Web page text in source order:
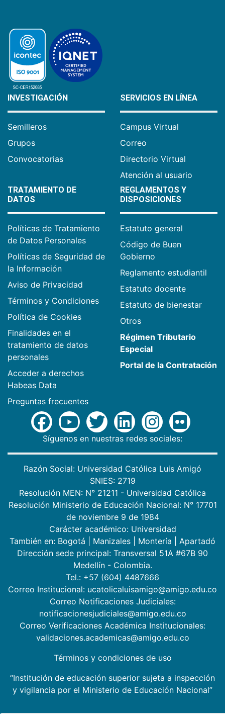
INVESTIGACIÓN
Semilleros
Grupos
Convocatorias
SERVICIOS EN LÍNEA
Campus Virtual
Correo
Directorio Virtual
Atención al usuario
TRATAMIENTO DE
DATOS
Políticas de Tratamiento
de Datos Personales
Políticas de Seguridad de
la Información
Aviso de Privacidad
Términos y Condiciones
Política de Cookies
Finalidades en el
tratamiento de datos
personales
Acceder a derechos
Habeas Data
Preguntas frecuentes
REGLAMENTOS Y
DISPOSICIONES
Estatuto general
Código de Buen
Gobierno
Reglamento estudiantil
Estatuto docente
Estatuto de bienestar
Otros
Régimen Tributario
Especial
Portal de la Contratación
Síguenos en nuestras redes sociales:
Razón Social: Universidad Católica Luis Amigó
SNIES: 2719
Resolución MEN: N° 21211 - Universidad Católica
Resolución Ministerio de Educación Nacional: N° 17701
de noviembre 9 de 1984
Carácter académico: Universidad
También en: Bogotá Manizales Montería
Apartadó
Dirección sede principal: Transversal 51A #67B 90
Medellín - Colombia.
Tel.: +57 (604) 4487666
Correo Institucional: ucatolicaluisamigo@amigo.edu.co
Correo Notificaciones Judiciales:
notificacionesjudiciales@amigo.edu.co
Correo Verificaciones Académica Institucionales:
validaciones.academicas@amigo.edu.co
Términos y condiciones de uso
“Institución de educación superior sujeta a inspección
y vigilancia por el Ministerio de Educación Nacional”